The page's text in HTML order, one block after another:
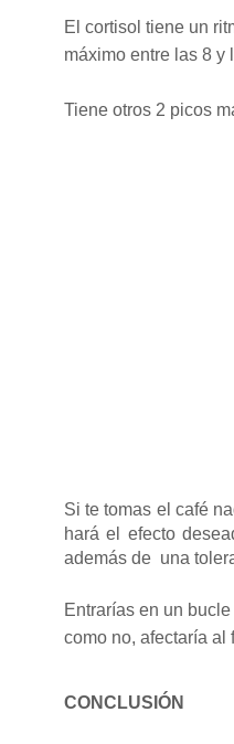
El cortisol tiene un
máximo entre las 8 y
Tiene otros 2 picos
Si te tomas el café
hará el efecto
además de una
Entrarías en un
como no, afectaría al
CONCLUSIÓN